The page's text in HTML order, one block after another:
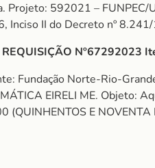
Projeto: 592021 –
Inciso II do Decreto nº
Nº67292023
Fundação Norte-Rio-
EIRELI ME.
(QUINHENTOS E